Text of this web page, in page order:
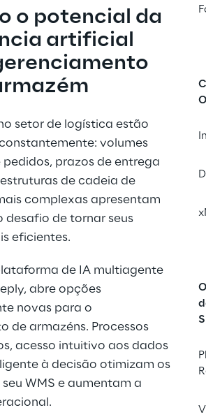
o potencial da
artificial
setor de logística estão
volumes
pedidos, prazos de entrega
de cadeia de
complexas apresentam
desafio de tornar seus
eficientes.
de IA multiagente
abre opções
novas para o
de armazéns. Processos
acesso intuitivo aos dados
à decisão otimizam os
WMS e aumentam a